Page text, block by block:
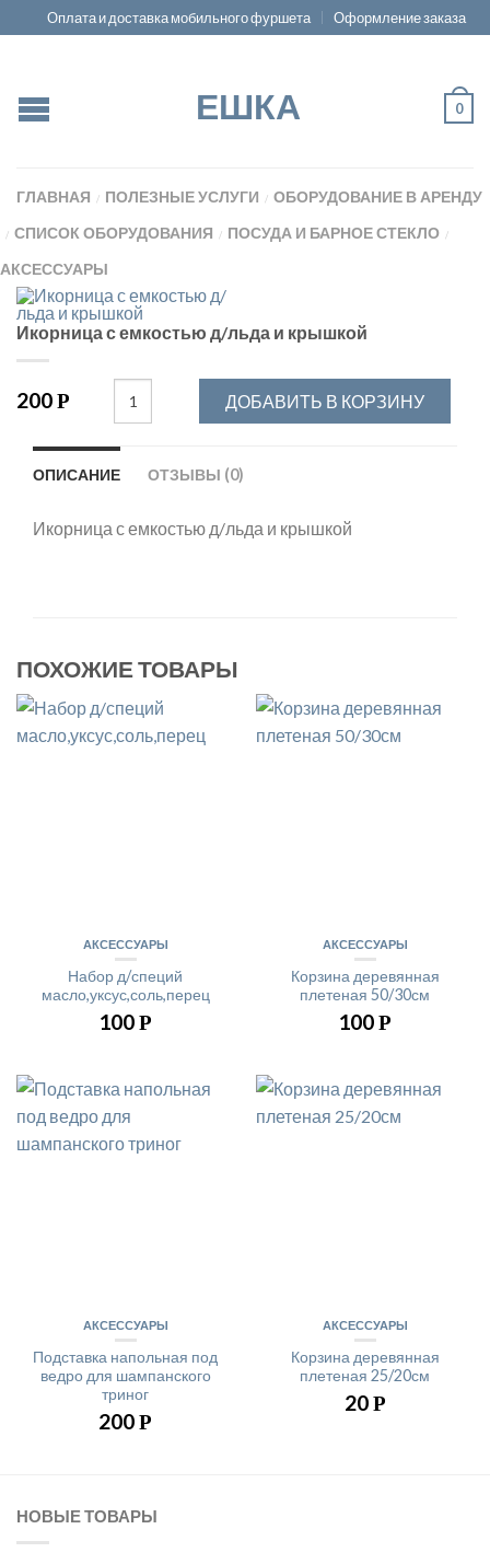
Оплата и доставка мобильного фуршета Оформление заказа
ЕШКА 0
ГЛАВНАЯ / ПОЛЕЗНЫЕ УСЛУГИ / ОБОРУДОВАНИЕ В АРЕНДУ
/ СПИСОК ОБОРУДОВАНИЯ / ПОСУДА И БАРНОЕ СТЕКЛО /
АКСЕССУАРЫ
Икорница с емкостью д/льда и крышкой
200Р ДОБАВИТЬ В КОРЗИНУ
ОПИСАНИЕ ОТЗЫВЫ (0)
Икорница с емкостью д/льда и крышкой
ПОХОЖИЕ ТОВАРЫ
АКСЕССУАРЫ
Набор д/специй
масло,уксус,соль,перец
100Р
АКСЕССУАРЫ
Корзина деревянная
плетеная 50/30см
100Р
АКСЕССУАРЫ
Подставка напольная под
ведро для шампанского
триног
200Р
АКСЕССУАРЫ
Корзина деревянная
плетеная 25/20см
20Р
НОВЫЕ ТОВАРЫ